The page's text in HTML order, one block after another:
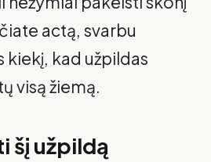
actą, svarbu
kiekį, kad užpildas
visą žiemą.
šį užpildą